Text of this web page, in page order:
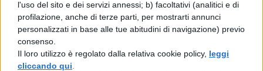
l'uso del sito e dei servizi annessi; b) facoltativi (analitici e di
profilazione, anche di terze parti, per mostrarti annunci
personalizzati in base alle tue abitudini di navigazione) previo
consenso.
Il loro utilizzo è regolato dalla relativa cookie policy, leggi
cliccando qui
I dati sulla religione
Il rapporto fornisce anche molti dati sulla
religione del fenomeno migratorio in Italia: